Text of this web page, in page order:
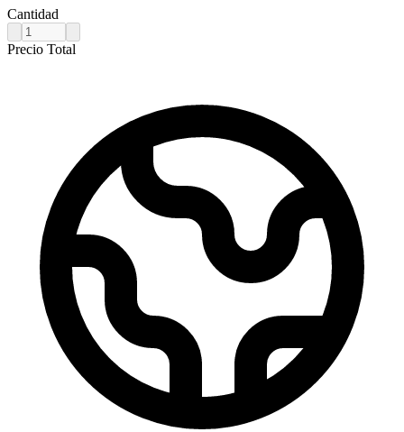
Cantidad
Precio Total